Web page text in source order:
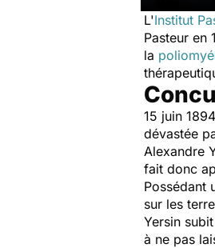
L'Institut
Pasteur en
la
15 juin
dévastée
Alexandre
fait donc
Possédant
sur les
Yersin
à ne pas